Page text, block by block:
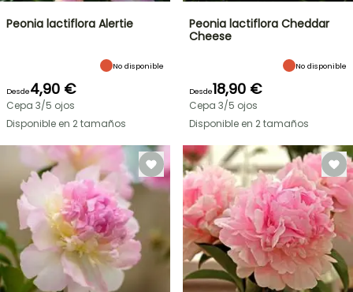
Peonia lactiflora Alertie
No disponible
Desde4,90 €
Cepa 3/5 ojos
Disponible en 2 tamaños
Peonia lactiflora Cheddar
Cheese
No disponible
Desde18,90 €
Cepa 3/5 ojos
Disponible en 2 tamaños